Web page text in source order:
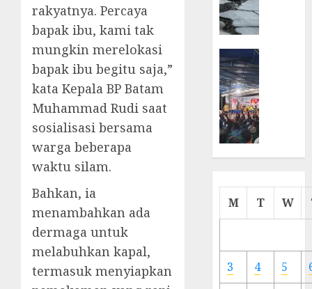
rakyatnya. Percaya
bapak ibu, kami tak
mungkin merelokasi
bapak ibu begitu saja,”
kata Kepala BP Batam
Muhammad Rudi saat
sosialisasi bersama
warga beberapa
waktu silam.
Bahkan, ia
menambahkan ada
dermaga untuk
melabuhkan kapal,
termasuk menyiapkan
Cermin
Ibu
Kota
M T W
3 4 5